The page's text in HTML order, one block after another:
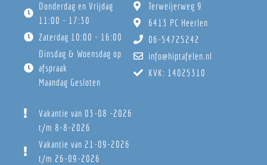
Donderdag en Vrijdag
11:00 - 17:30
Zaterdag 10:00 - 16:00
Dinsdag & Woensdag op
afspraak
Maandag Gesloten
Vakantie van 03-08 -2026
t/m 8-8-2026
Vakantie van 21-09-2026
t/m 26-09-2026
Terweijerweg 9
6413 PC Heerlen
06-54725242
info@hiptafelen.nl
KVK: 14025310